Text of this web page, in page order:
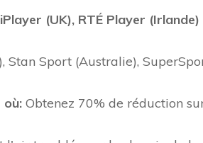
(UK), RTÉ Player (Irlande)
Stan Sport (Australie),
où: Obtenez 70% de réduction